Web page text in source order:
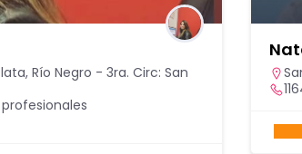
, Río Negro - 3ra. Circ: San